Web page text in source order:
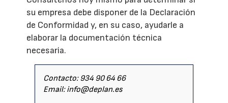
su empresa debe disponer de la Declaración
de Conformidad y, en su caso, ayudarle a
elaborar la documentación técnica
necesaria.
Contacto: 934 90 64 66
Email: info@deplan.es